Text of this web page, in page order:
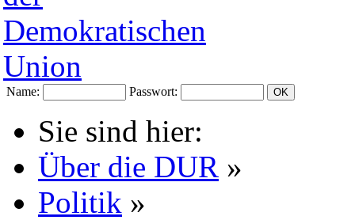
Name: Passwort:
Sie sind hier:
Über die DUR »
Politik »